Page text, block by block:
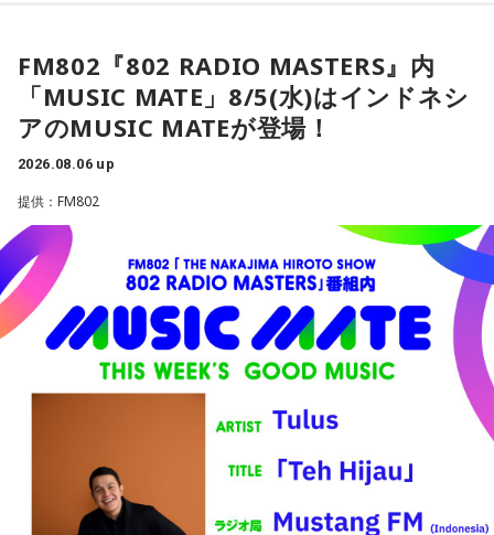
■河合郁人の“ガチ”なファン視点でライオンズの魅力を深掘
り！
当日、べルーナドームからお伝えする『文化放送ライオンズ
ナイター』では、河合が解説の辻発彦、実況の長谷川太アナ
ウンサーとともに、あふれるライオンズ愛やファンならでは
の視点を交え、試合の見どころや選手の魅力を存分に語り尽
くす。ベルーナドームの熱気をそのままお届けする企画や、
放送後のデジタルコンテンツも展開する。
また、テレビ埼玉の応援番組『LIONS CHANNEL』との連動
企画も実施予定。河合の取材の裏側など、熱狂的ファンなら
ではの視点で紐解くライオンズの魅力を、テレビとラジオの
双方から発信する（詳細は後日番組で発表）。
＜河合郁人 コメント＞
『LIONS CHANNEL』MCの河合郁人です。このたび、文化放
FM802『802 RADIO MASTERS』内
「MUSIC MATE」8/5(水)はインドネシ
アのMUSIC MATEが登場！
2026.08.06 up
提供：FM802